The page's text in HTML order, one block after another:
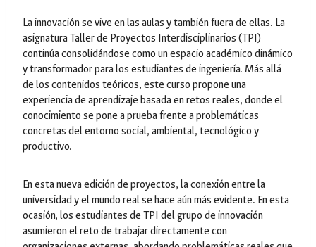
La innovación se vive en las aulas y también fuera de ellas. La
asignatura Taller de Proyectos Interdisciplinarios (TPI)
continúa consolidándose como un espacio académico dinámico
y transformador para los estudiantes de ingeniería. Más allá
de los contenidos teóricos, este curso propone una
experiencia de aprendizaje basada en retos reales, donde el
conocimiento se pone a prueba frente a problemáticas
concretas del entorno social, ambiental, tecnológico y
productivo.
En esta nueva edición de proyectos, la conexión entre la
universidad y el mundo real se hace aún más evidente. En esta
ocasión, los estudiantes de TPI del grupo de innovación
asumieron el reto de trabajar directamente con